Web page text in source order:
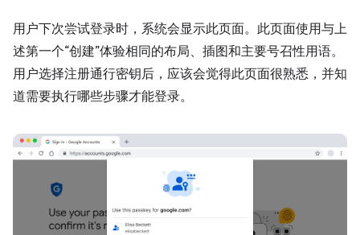
用户下次尝试登录时，系统会显示此页面。此页面使用与上
述第一个“创建”体验相同的布局、插图和主要号召性用语。
用户选择注册通行密钥后，应该会觉得此页面很熟悉，并知
道需要执行哪些步骤才能登录。